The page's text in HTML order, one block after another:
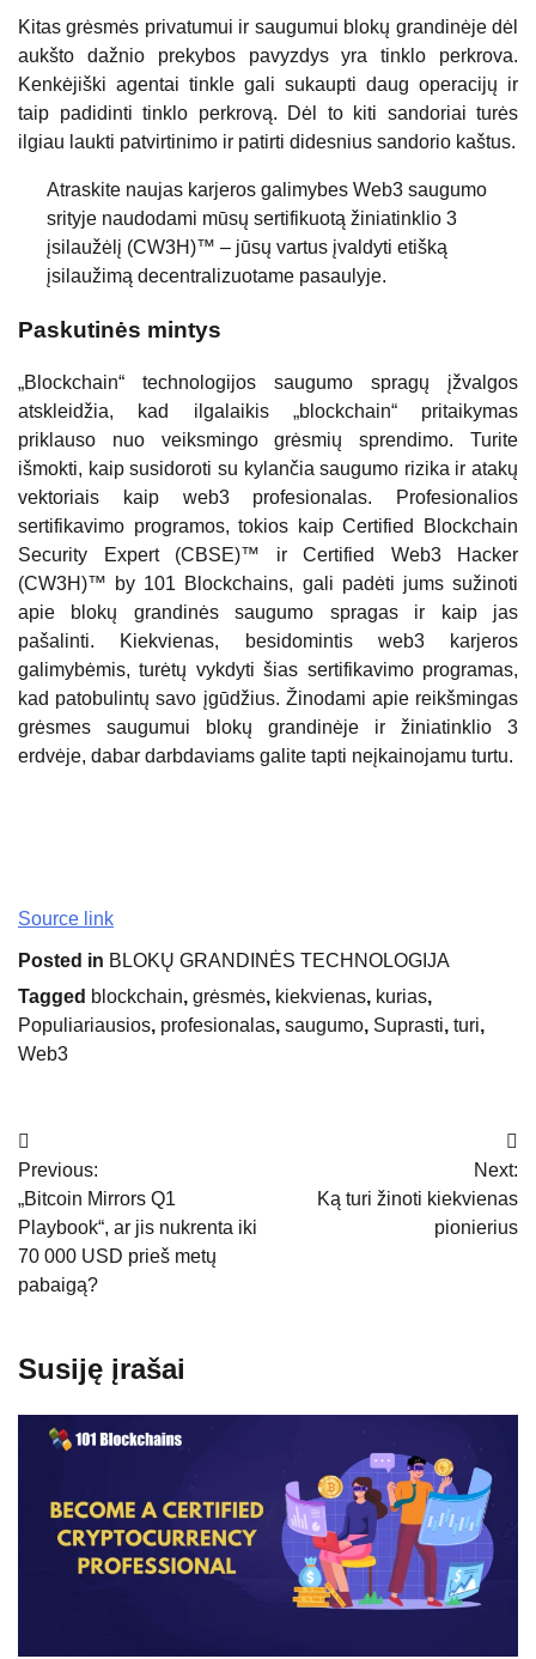
Kitas grėsmės privatumui ir saugumui blokų grandinėje dėl
aukšto dažnio prekybos pavyzdys yra tinklo perkrova.
Kenkėjiški agentai tinkle gali sukaupti daug operacijų ir
taip padidinti tinklo perkrovą. Dėl to kiti sandoriai turės
ilgiau laukti patvirtinimo ir patirti didesnius sandorio kaštus.
Atraskite naujas karjeros galimybes Web3 saugumo
srityje naudodami mūsų sertifikuotą žiniatinklio 3
įsilaužėlį (CW3H)™ – jūsų vartus įvaldyti etišką
įsilaužimą decentralizuotame pasaulyje.
Paskutinės mintys
„Blockchain“ technologijos saugumo spragų įžvalgos
atskleidžia, kad ilgalaikis „blockchain“ pritaikymas
priklauso nuo veiksmingo grėsmių sprendimo. Turite
išmokti, kaip susidoroti su kylančia saugumo rizika ir atakų
vektoriais kaip web3 profesionalas. Profesionalios
sertifikavimo programos, tokios kaip Certified Blockchain
Security Expert (CBSE)™ ir Certified Web3 Hacker
(CW3H)™ by 101 Blockchains, gali padėti jums sužinoti
apie blokų grandinės saugumo spragas ir kaip jas
pašalinti. Kiekvienas, besidomintis web3 karjeros
galimybėmis, turėtų vykdyti šias sertifikavimo programas,
kad patobulintų savo įgūdžius. Žinodami apie reikšmingas
grėsmes saugumui blokų grandinėje ir žiniatinklio 3
erdvėje, dabar darbdaviams galite tapti neįkainojamu turtu.
Source link
Posted in BLOKŲ GRANDINĖS TECHNOLOGIJA
Tagged blockchain, grėsmės, kiekvienas, kurias,
Populiariausios, profesionalas, saugumo, Suprasti, turi,
Web3
Navigacija
tarp
įrašų
Previous:
„Bitcoin Mirrors Q1
Playbook“, ar jis nukrenta iki
70 000 USD prieš metų
pabaigą?
Next:
Ką turi žinoti kiekvienas
pionierius
Susiję įrašai